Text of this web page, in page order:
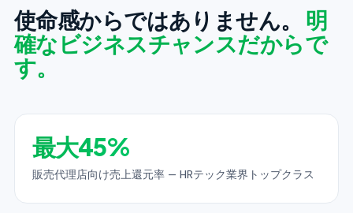
使命感からではありません。 明
確なビジネスチャンスだからで
す。
最大45%
販売代理店向け売上還元率 — HRテック業界トップクラス